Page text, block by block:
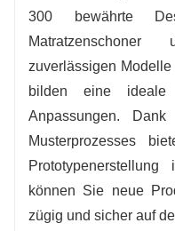
300 bewährte
zuverlässigen
bilden eine ideale
Anpassungen.
Musterprozesses
können Sie neue
zügig und sicher auf